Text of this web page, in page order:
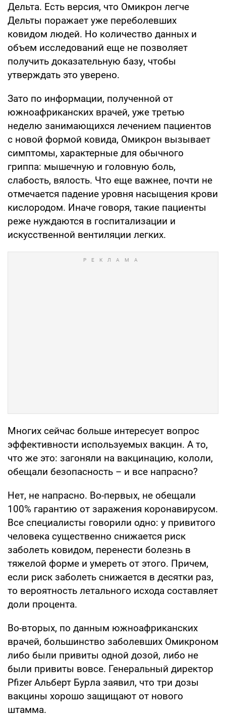
Дельта. Есть версия, что Омикрон легче
Дельты поражает уже переболевших
ковидом людей. Но количество данных и
объем исследований еще не позволяет
получить доказательную базу, чтобы
утверждать это уверено.
Зато по информации, полученной от
южноафриканских врачей, уже третью
неделю занимающихся лечением пациентов
с новой формой ковида, Омикрон вызывает
симптомы, характерные для обычного
гриппа: мышечную и головную боль,
слабость, вялость. Что еще важнее, почти не
отмечается падение уровня насыщения крови
кислородом. Иначе говоря, такие пациенты
реже нуждаются в госпитализации и
искусственной вентиляции легких.
Многих сейчас больше интересует вопрос
эффективности используемых вакцин. А то,
что же это: загоняли на вакцинацию, кололи,
обещали безопасность – и все напрасно?
Нет, не напрасно. Во-первых, не обещали
100% гарантию от заражения коронавирусом.
Все специалисты говорили одно: у привитого
человека существенно снижается риск
заболеть ковидом, перенести болезнь в
тяжелой форме и умереть от этого. Причем,
если риск заболеть снижается в десятки раз,
то вероятность летального исхода составляет
доли процента.
Во-вторых, по данным южноафриканских
врачей, большинство заболевших Омикроном
либо были привиты одной дозой, либо не
были привиты вовсе. Генеральный директор
Pfizer Альберт Бурла заявил, что три дозы
вакцины хорошо защищают от нового
штамма.